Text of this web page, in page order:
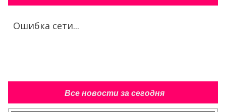
Ошибка сети...
Все новости за сегодня